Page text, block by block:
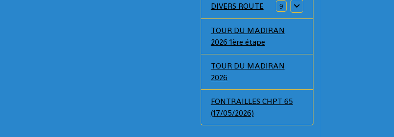
DIVERS ROUTE 9
TOUR DU MADIRAN
2026 1ère étape
TOUR DU MADIRAN
2026
FONTRAILLES CHPT 65
(17/05/2026)